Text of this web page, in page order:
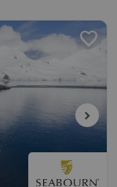
favorite
chevron_right